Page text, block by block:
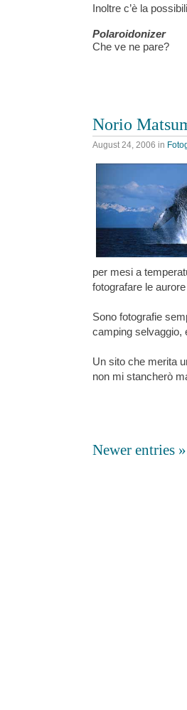
Inoltre c’è la
Polaroidonizer
Che ve ne pare?
Norio
August 24, 2006 in
per mesi a
fotografare le
Sono fotografie
camping selvaggio,
Un sito che merita
non mi stancherò
Newer entries »